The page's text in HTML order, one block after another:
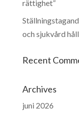
rättighet”
och sjukvård
Recent
Archives
juni 2026